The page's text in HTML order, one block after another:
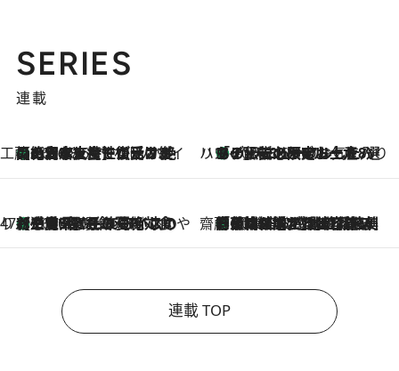
SERIES
連載
工藤まやのおもてなしハワイ
2026.8.6
【ハワイ土産】ローカルの絶大な支持で復活！ 絶品の幻クッキー《元ファンの日本人女性が受け継いだ名店》 ハワイ賢者 リサのお気に入りリスト2026.8.6
あの伝説の限定トートも！ リニューアルした「ディーン＆デルーカ ハワイ」で必須のお土産8選
47都道府県の手みやげ ひんやりスイーツで夏を満喫
2026.8.6
【三重県】この夏絶対食べたい 冷やしておいしいおやつ3選 お餅×アイスの新感覚スイーツ 齋藤 薫 美容脳ルネサンス
2026.8.6
「荷物が増えるほど旅ストレスは増す」美容ジャーナリストがたどり着いた最終結論。“化粧品を劇的に減らす”感動の凝縮美容とは
連載 TOP